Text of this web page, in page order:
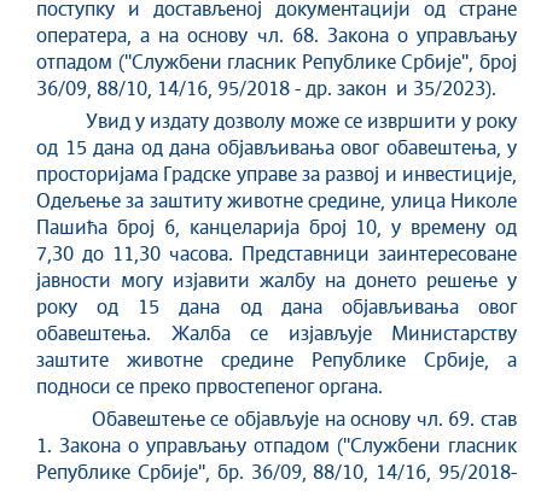
поступку и достављеној документацији од стране
оператера, а на основу чл. 68. Закона о управљању
отпадом (''Службени гласник Републике Србије'', број
36/09, 88/10, 14/16, 95/2018 - др. закон и 35/2023).
Увид у издату дозволу може се извршити у року
од 15 дана од дана објављивања овог обавештења, у
просторијама Градске управе за развој и инвестиције,
Одељење за заштиту животне средине, улица Николе
Пашића број 6, канцеларија број 10, у времену од
7,30 до 11,30 часова. Представници заинтересоване
јавности могу изјавити жалбу на донето решење у
року од 15 дана од дана објављивања овог
обавештења. Жалба се изјављује Министарству
заштите животне средине Републике Србије, а
подноси се преко првостепеног органа.
Обавештење се објављује на основу чл. 69. став
1. Закона о управљању отпадом (''Службени гласник
Републике Србије'', бр. 36/09, 88/10, 14/16, 95/2018-